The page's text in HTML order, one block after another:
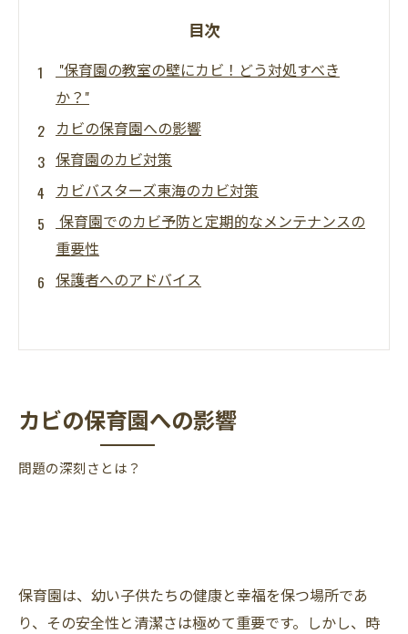
目次
"保育園の教室の壁にカビ！どう対処すべき
か？"
カビの保育園への影響
保育園のカビ対策
カビバスターズ東海のカビ対策
保育園でのカビ予防と定期的なメンテナンスの
重要性
保護者へのアドバイス
カビの保育園への影響
問題の深刻さとは？
保育園は、幼い子供たちの健康と幸福を保つ場所であ
り、その安全性と清潔さは極めて重要です。しかし、時